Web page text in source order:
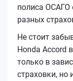
полиса ОСАГО
разных
Не стоит
Honda Accord
только в
страховки, но